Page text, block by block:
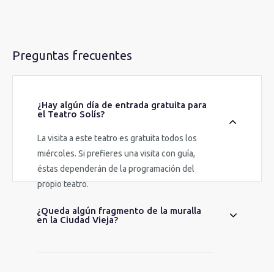
Preguntas frecuentes
¿Hay algún día de entrada gratuita para
el Teatro Solís?
La visita a este teatro es gratuita todos los
miércoles. Si prefieres una visita con guía,
éstas dependerán de la programación del
propio teatro.
¿Queda algún fragmento de la muralla
en la Ciudad Vieja?